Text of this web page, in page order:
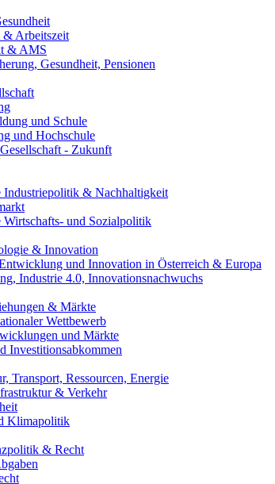
& Arbeitszeit
& AMS
Gesundheit, Pensionen
und Schule
und Hochschule
- Zukunft
Industriepolitik & Nachhaltigkeit
Wirtschafts- und Sozialpolitik
& Innovation
und Innovation in Österreich & Europa
Industrie 4.0, Innovationsnachwuchs
& Märkte
Wettbewerb
und Märkte
Investitionsabkommen
Transport, Ressourcen, Energie
& Verkehr
Klimapolitik
& Recht